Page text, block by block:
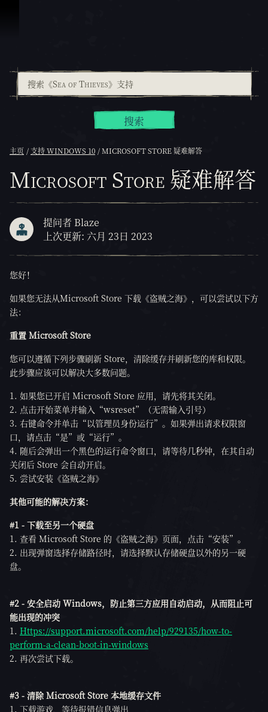
搜索
主页 支持 WINDOWS 10 MICROSOFT STORE 疑难解答
Microsoft Store 疑难解答
提问者 Blaze
上次更新: 六月 23日 2023
您好！
如果您无法从Microsoft Store 下载《盗贼之海》，可以尝试以下方
法：
重置 Microsoft Store
您可以遵循下列步骤刷新 Store，清除缓存并刷新您的库和权限。
此步骤应该可以解决大多数问题。
如果您已开启 Microsoft Store 应用，请先将其关闭。
点击开始菜单并输入“wsreset”（无需输入引号）
右键命令并单击“以管理员身份运行”。如果弹出请求权限窗
口，请点击“是”或“运行”。
随后会弹出一个黑色的运行命令窗口，请等待几秒钟，在其自动
关闭后 Store 会自动开启。
尝试安装《盗贼之海》
其他可能的解决方案：
#1 - 下载至另一个硬盘
1. 查看 Microsoft Store 的《盗贼之海》页面，点击“安装”。
2. 出现弹窗选择存储路径时，请选择默认存储硬盘以外的另一硬
盘。
#2 - 安全启动 Windows，防止第三方应用自动启动，从而阻止可
能出现的冲突
1. Https://support.microsoft.com/help/929135/how-to-
perform-a-clean-boot-in-windows
2. 再次尝试下载。
#3 - 清除 Microsoft Store 本地缓存文件
1. 下载游戏，等待报错信息弹出